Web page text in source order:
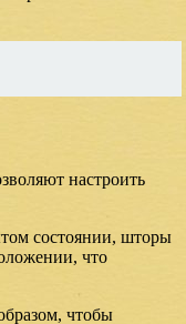
настроить
состоянии, шторы
что
чтобы